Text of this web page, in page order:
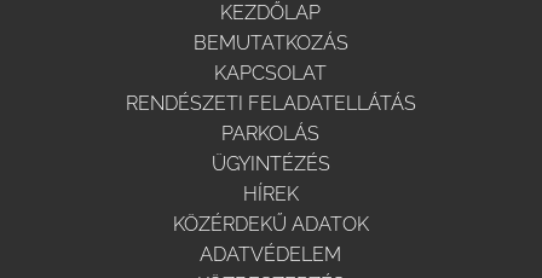
KEZDŐLAP
BEMUTATKOZÁS
KAPCSOLAT
RENDÉSZETI FELADATELLÁTÁS
PARKOLÁS
ÜGYINTÉZÉS
HÍREK
KÖZÉRDEKŰ ADATOK
ADATVÉDELEM